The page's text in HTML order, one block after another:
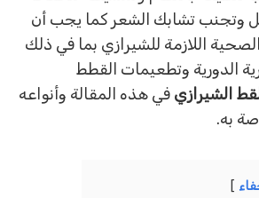
تشابك الشعر كما يجب أن
اللازمة للشيرازي بما في ذلك
الدورية وتطعيمات القطط
في هذه المقالة وأنواعه